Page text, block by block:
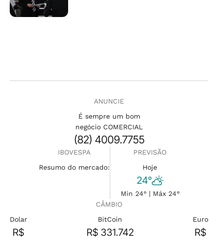
ANUNCIE
É sempre um bom
negócio COMERCIAL
(82) 4009.7755
IBOVESPA
Resumo do mercado:
PREVISÃO
Hoje
24°
Min 24° | Máx 24°
CÂMBIO
Dolar
R$
BitCoin
R$ 331.742
Euro
R$